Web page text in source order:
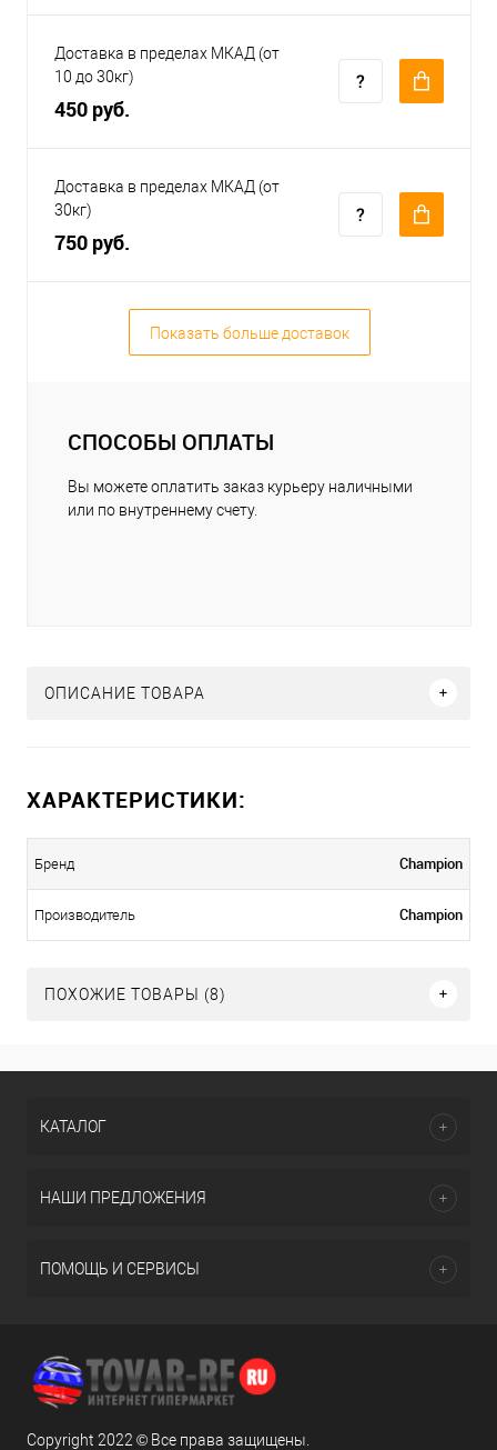
Доставка в пределах МКАД (от
10 до 30кг)
450 руб.
Доставка в пределах МКАД (от
30кг)
750 руб.
Показать больше доставок
СПОСОБЫ ОПЛАТЫ
Вы можете оплатить заказ курьеру наличными
или по внутреннему счету.
ОПИСАНИЕ ТОВАРА
ХАРАКТЕРИСТИКИ:
Бренд Champion
Производитель Champion
ПОХОЖИЕ ТОВАРЫ (8)
КАТАЛОГ
НАШИ ПРЕДЛОЖЕНИЯ
ПОМОЩЬ И СЕРВИСЫ
Copyright 2022 © Все права защищены.